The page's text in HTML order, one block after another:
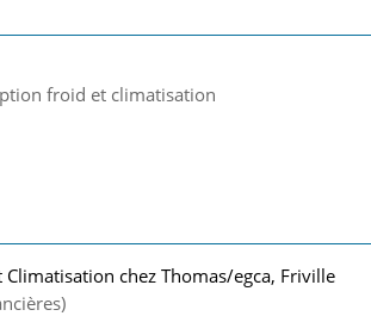
froid et climatisation
Climatisation chez Thomas/egca, Friville